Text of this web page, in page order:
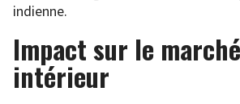
indienne.
Impact sur le marché
intérieur